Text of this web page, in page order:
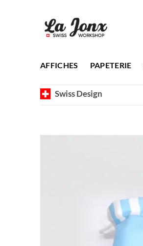
AFFICHES PAPETERIE
Swiss Design